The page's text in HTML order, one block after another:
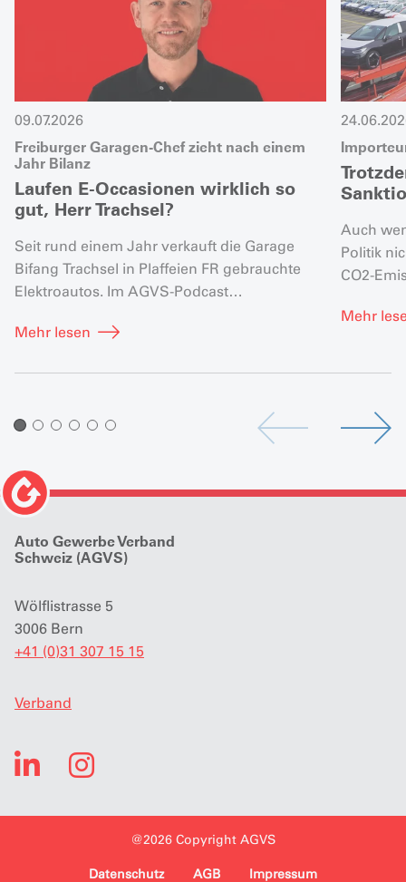
09.07.2026
Freiburger Garagen-Chef zieht nach einem
Jahr Bilanz
Laufen E-Occasionen wirklich so
gut, Herr Trachsel?
Seit rund einem Jahr verkauft die Garage
Bifang Trachsel in Plaffeien FR gebrauchte
Elektroautos. Im AGVS-Podcast
Trachsel auch darüber, was ihn am meisten
Mehr lesen
Auch
Politik
CO2-
Mehr
Auto Gewerbe Verband
Schweiz (AGVS)
Wölflistrasse 5
3006 Bern
+41 (0)31 307 15 15
Verband
@2026 Copyright AGVS
Datenschutz AGB Impressum